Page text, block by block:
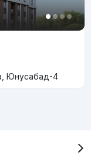
Юнусабад-4